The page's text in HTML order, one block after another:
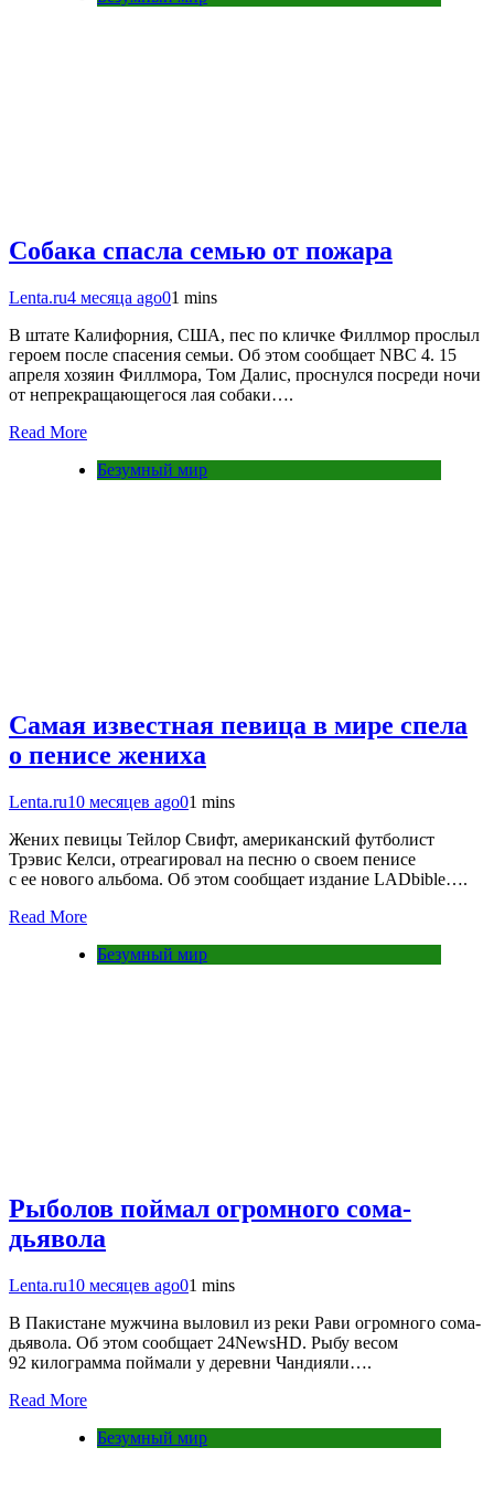
Собака спасла семью от пожара
Lenta.ru4 месяца ago01 mins
В штате Калифорния, США, пес по кличке Филлмор прослыл
героем после спасения семьи. Об этом сообщает NBC 4. 15
апреля хозяин Филлмора, Том Далис, проснулся посреди ночи
от непрекращающегося лая собаки….
Read More
Безумный мир
Самая известная певица в мире спела
о пенисе жениха
Lenta.ru10 месяцев ago01 mins
Жених певицы Тейлор Свифт, американский футболист
Трэвис Келси, отреагировал на песню о своем пенисе
с ее нового альбома. Об этом сообщает издание LADbible….
Read More
Безумный мир
Рыболов поймал огромного сома-
дьявола
Lenta.ru10 месяцев ago01 mins
В Пакистане мужчина выловил из реки Рави огромного сома-
дьявола. Об этом сообщает 24NewsHD. Рыбу весом
92 килограмма поймали у деревни Чандияли….
Read More
Безумный мир